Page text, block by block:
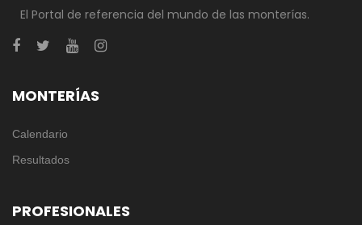
El Portal de referencia del mundo de las monterías.
MONTERÍAS
Calendario
Resultados
PROFESIONALES